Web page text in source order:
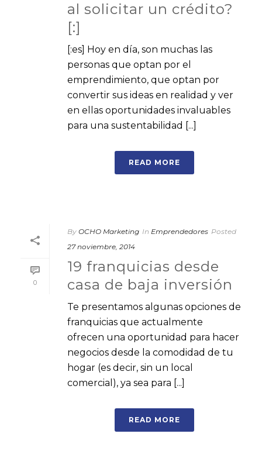
al solicitar un crédito?
[:]
[:es] Hoy en día, son muchas las
personas que optan por el
emprendimiento, que optan por
convertir sus ideas en realidad y ver
en ellas oportunidades invaluables
para una sustentabilidad [...]
READ MORE
0
By OCHO Marketing In Emprendedores Posted
27 noviembre, 2014
19 franquicias desde
casa de baja inversión
Te presentamos algunas opciones de
franquicias que actualmente
ofrecen una oportunidad para hacer
negocios desde la comodidad de tu
hogar (es decir, sin un local
comercial), ya sea para [...]
READ MORE